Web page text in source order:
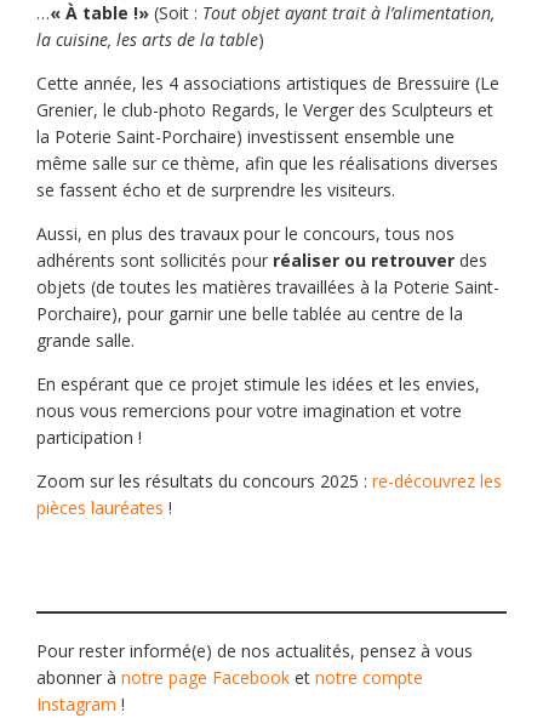
…« À table !» (Soit : Tout objet ayant trait à l’alimentation,
la cuisine, les arts de la table)
Cette année, les 4 associations artistiques de Bressuire (Le
Grenier, le club-photo Regards, le Verger des Sculpteurs et
la Poterie Saint-Porchaire) investissent ensemble une
même salle sur ce thème, afin que les réalisations diverses
se fassent écho et de surprendre les visiteurs.
Aussi, en plus des travaux pour le concours, tous nos
adhérents sont sollicités pour réaliser ou retrouver des
objets (de toutes les matières travaillées à la Poterie Saint-
Porchaire), pour garnir une belle tablée au centre de la
grande salle.
En espérant que ce projet stimule les idées et les envies,
nous vous remercions pour votre imagination et votre
participation !
Zoom sur les résultats du concours 2025 : re-découvrez les
pièces lauréates !
Pour rester informé(e) de nos actualités, pensez à vous
abonner à notre page Facebook et notre compte
Instagram !